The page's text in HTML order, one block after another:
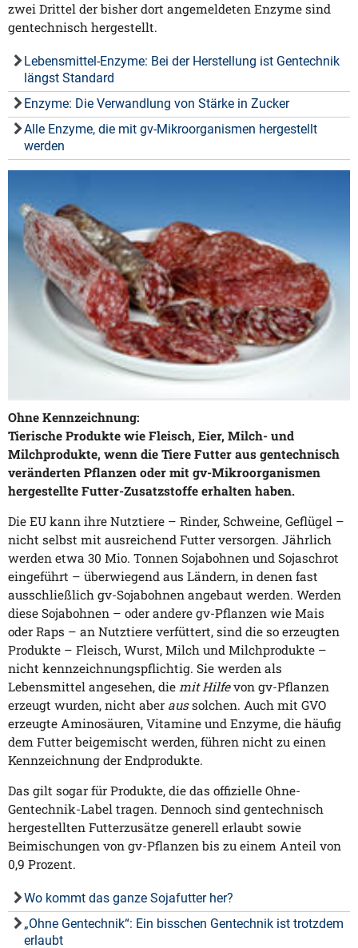
zwei Drittel der bisher dort angemeldeten Enzyme sind
gentechnisch hergestellt.
Lebensmittel-Enzyme: Bei der Herstellung ist Gentechnik
längst Standard
Enzyme: Die Verwandlung von Stärke in Zucker
Alle Enzyme, die mit gv-Mikroorganismen hergestellt
werden
Ohne Kennzeichnung:
Tierische Produkte wie Fleisch, Eier, Milch- und
Milchprodukte, wenn die Tiere Futter aus gentechnisch
veränderten Pflanzen oder mit gv-Mikroorganismen
hergestellte Futter-Zusatzstoffe erhalten haben.
Die EU kann ihre Nutztiere – Rinder, Schweine, Geflügel –
nicht selbst mit ausreichend Futter versorgen. Jährlich
werden etwa 30 Mio. Tonnen Sojabohnen und Sojaschrot
eingeführt – überwiegend aus Ländern, in denen fast
ausschließlich gv-Sojabohnen angebaut werden. Werden
diese Sojabohnen – oder andere gv-Pflanzen wie Mais
oder Raps – an Nutztiere verfüttert, sind die so erzeugten
Produkte – Fleisch, Wurst, Milch und Milchprodukte –
nicht kennzeichnungspflichtig. Sie werden als
Lebensmittel angesehen, die mit Hilfevon gv-Pflanzen
erzeugt wurden, nicht aber aussolchen. Auch mit GVO
erzeugte Aminosäuren, Vitamine und Enzyme, die häufig
dem Futter beigemischt werden, führen nicht zu einen
Kennzeichnung der Endprodukte.
Das gilt sogar für Produkte, die das offizielle Ohne-
Gentechnik-Label tragen. Dennoch sind gentechnisch
hergestellten Futterzusätze generell erlaubt sowie
Beimischungen von gv-Pflanzen bis zu einem Anteil von
0,9 Prozent.
Wo kommt das ganze Sojafutter her?
„Ohne Gentechnik“: Ein bisschen Gentechnik ist trotzdem
erlaubt